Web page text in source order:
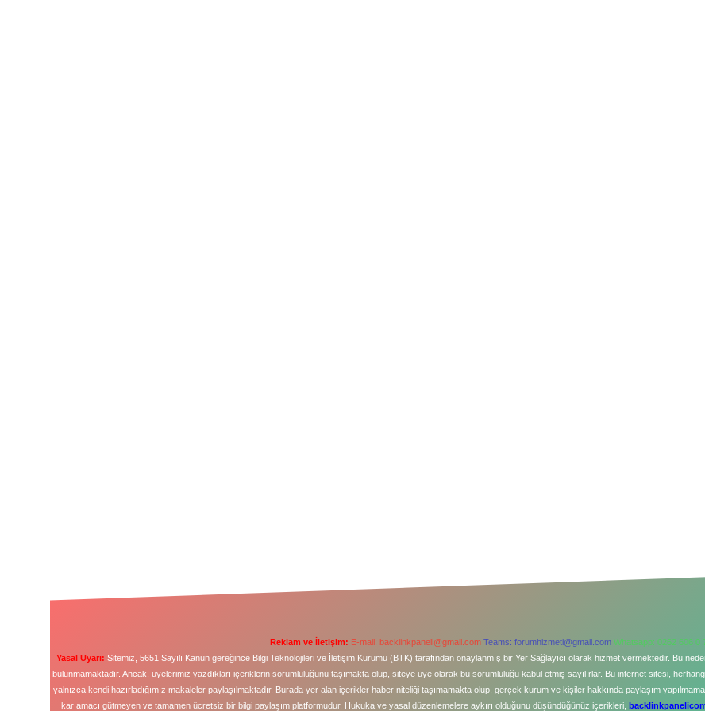
Reklam ve İletişim: E-mail: backlinkpaneli@gmail.com Teams: forumhizmeti@gmail.com Whatsapp: 0262 606 0
Yasal Uyarı: Sitemiz, 5651 Sayılı Kanun gereğince Bilgi Teknolojileri ve İletişim Kurumu (BTK) tarafından onaylanmış bir Yer Sağlayıcı olarak hizmet vermektedir. Bu
bulunmamaktadır. Ancak, üyelerimiz yazdıkları içeriklerin sorumluluğunu taşımakta olup, siteye üye olarak bu sorumluluğu kabul etmiş sayılırlar. Bu internet sitesi,
yalnızca kendi hazırladığımız makaleler paylaşılmaktadır. Burada yer alan içerikler haber niteliği taşımamakta olup, gerçek kurum ve kişiler hakkında paylaşım
kar amacı gütmeyen ve tamamen ücretsiz bir bilgi paylaşım platformudur. Hukuka ve yasal düzenlemelere aykırı olduğunu düşündüğünüz içerikleri,